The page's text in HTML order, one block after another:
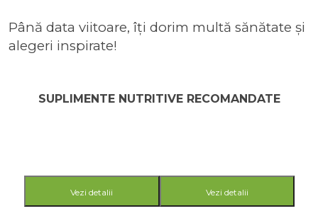
Până data viitoare, îți dorim multă sănătate și
alegeri inspirate!
SUPLIMENTE NUTRITIVE RECOMANDATE
Vezi detalii Vezi detalii